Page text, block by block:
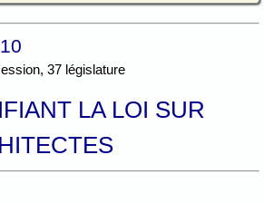
37 législature
LA LOI SUR